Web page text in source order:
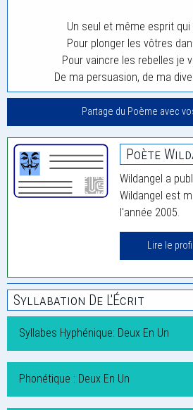
Un seul et même esprit
Pour plonger les vôtres
Pour vaincre les rebelles je
De ma persuasion, de ma
Partage du Poème avec
Poète
Wildangel a
Wildangel est
l'année 2005.
Lire le
Syllabation De L'Écrit
Syllabes Hyphénique: Deux En Un
Phonétique : Deux En Un